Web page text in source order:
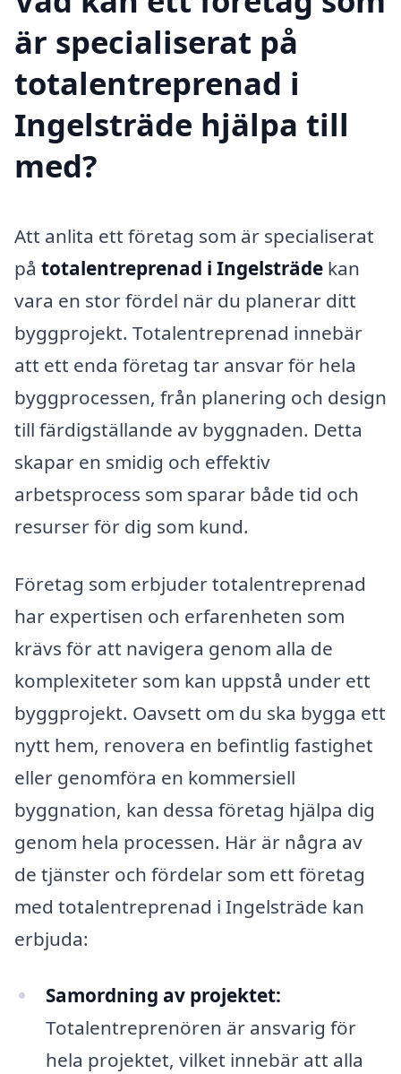
är specialiserat på
totalentreprenad i
Ingelsträde hjälpa till
med?
Att anlita ett företag som är specialiserat
på totalentreprenad i Ingelsträde kan
vara en stor fördel när du planerar ditt
byggprojekt. Totalentreprenad innebär
att ett enda företag tar ansvar för hela
byggprocessen, från planering och design
till färdigställande av byggnaden. Detta
skapar en smidig och effektiv
arbetsprocess som sparar både tid och
resurser för dig som kund.
Företag som erbjuder totalentreprenad
har expertisen och erfarenheten som
krävs för att navigera genom alla de
komplexiteter som kan uppstå under ett
byggprojekt. Oavsett om du ska bygga ett
nytt hem, renovera en befintlig fastighet
eller genomföra en kommersiell
byggnation, kan dessa företag hjälpa dig
genom hela processen. Här är några av
de tjänster och fördelar som ett företag
med totalentreprenad i Ingelsträde kan
erbjuda:
Samordning av projektet:
Totalentreprenören är ansvarig för
hela projektet, vilket innebär att alla